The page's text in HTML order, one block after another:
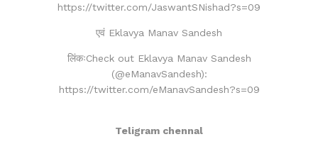
https://twitter.com/JaswantSNishad?s=09
एवं Eklavya Manav Sandesh
लिंकःCheck out Eklavya Manav Sandesh
(@eManavSandesh):
https://twitter.com/eManavSandesh?s=09
Teligram chennal